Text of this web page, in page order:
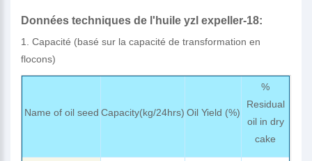
Données techniques de l'huile yzl expeller-18:
1. Capacité (basé sur la capacité de transformation en
flocons)
Name of oil seed Capacity(kg/24hrs) Oil Yield (%)
%
Residual
oil in dry
cake